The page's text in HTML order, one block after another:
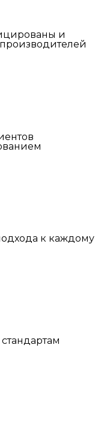
и
к каждому